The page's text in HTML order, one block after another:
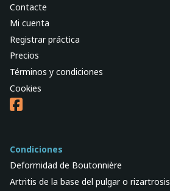
Contacte
Mi cuenta
Registrar práctica
Precios
Términos y condiciones
Cookies
Condiciones
Deformidad de Boutonnière
Artritis de la base del pulgar o rizartrosis